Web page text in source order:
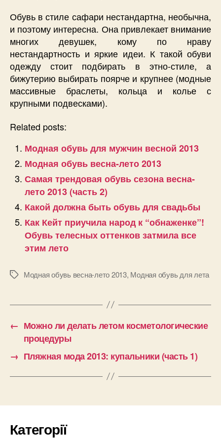
Обувь в стиле сафари нестандартна, необычна,
и поэтому интересна. Она привлекает внимание
многих девушек, кому по нраву
нестандартность и яркие идеи. К такой обуви
одежду стоит подбирать в этно-стиле, а
бижутерию выбирать поярче и крупнее (модные
массивные браслеты, кольца и колье с
крупными подвесками).
Related posts:
Модная обувь для мужчин весной 2013
Модная обувь весна-лето 2013
Самая трендовая обувь сезона весна-
лето 2013 (часть 2)
Какой должна быть обувь для свадьбы
Как Кейт приучила народ к “обнаженке”!
Обувь телесных оттенков затмила все
этим лето
ПозначкиМодная обувь весна-лето 2013, Модная обувь для лета
← Можно ли делать летом косметологические
процедуры
→ Пляжная мода 2013: купальники (часть 1)
Категорії